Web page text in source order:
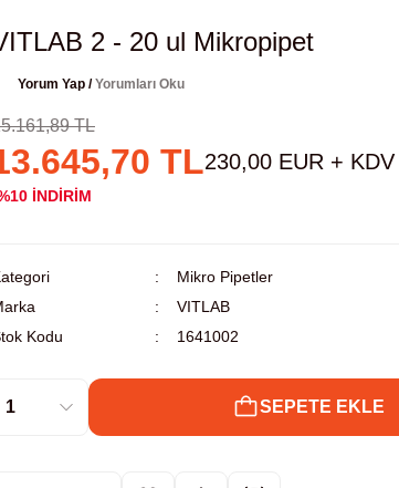
2 - 20 ul Mikropipet
Yorum Yap /Yorumları Oku
TL
TL230,00 EUR + KDV
İNDİRİM
Mikro Pipetler
VITLAB
Kodu
1641002
SEPETE EKLE